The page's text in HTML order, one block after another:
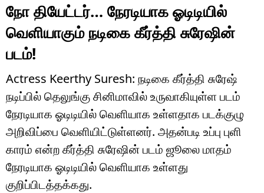
உலகம்
விளையாட்டு
பொழுதுபோக்கு
லைஃப்ஸ்டைல்
வணிகம்
டெக்னாலஜி
ஆன்மீகம்
நோ தியேட்டர்… நேரடியாக ஓடிடியில்
வெளியாகும் நடிகை கீர்த்தி சுரேஷின்
படம்!
Actress Keerthy Suresh: நடிகை கீர்த்தி சுரேஷ்
நடிப்பில் தெலுங்கு சினிமாவில் உருவாகியுள்ள படம்
நேரடியாக ஓடிடியில் வெளியாக உள்ளதாக படக்குழு
அறிவிப்பை வெளியிட்டுள்ளனர். அதன்படி உப்பு புளி
காரம் என்ற கீர்த்தி சுரேஷின் படம் ஜூலை மாதம்
நேரடியாக ஓடிடியில் வெளியாக உள்ளது
குறிப்பிடத்தக்கது.